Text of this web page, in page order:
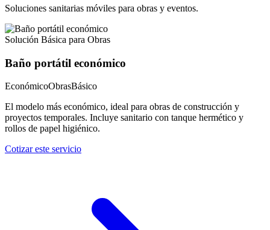
Soluciones sanitarias móviles para obras y eventos.
Solución Básica para Obras
Baño portátil económico
EconómicoObrasBásico
El modelo más económico, ideal para obras de construcción y
proyectos temporales. Incluye sanitario con tanque hermético y
rollos de papel higiénico.
Cotizar este servicio